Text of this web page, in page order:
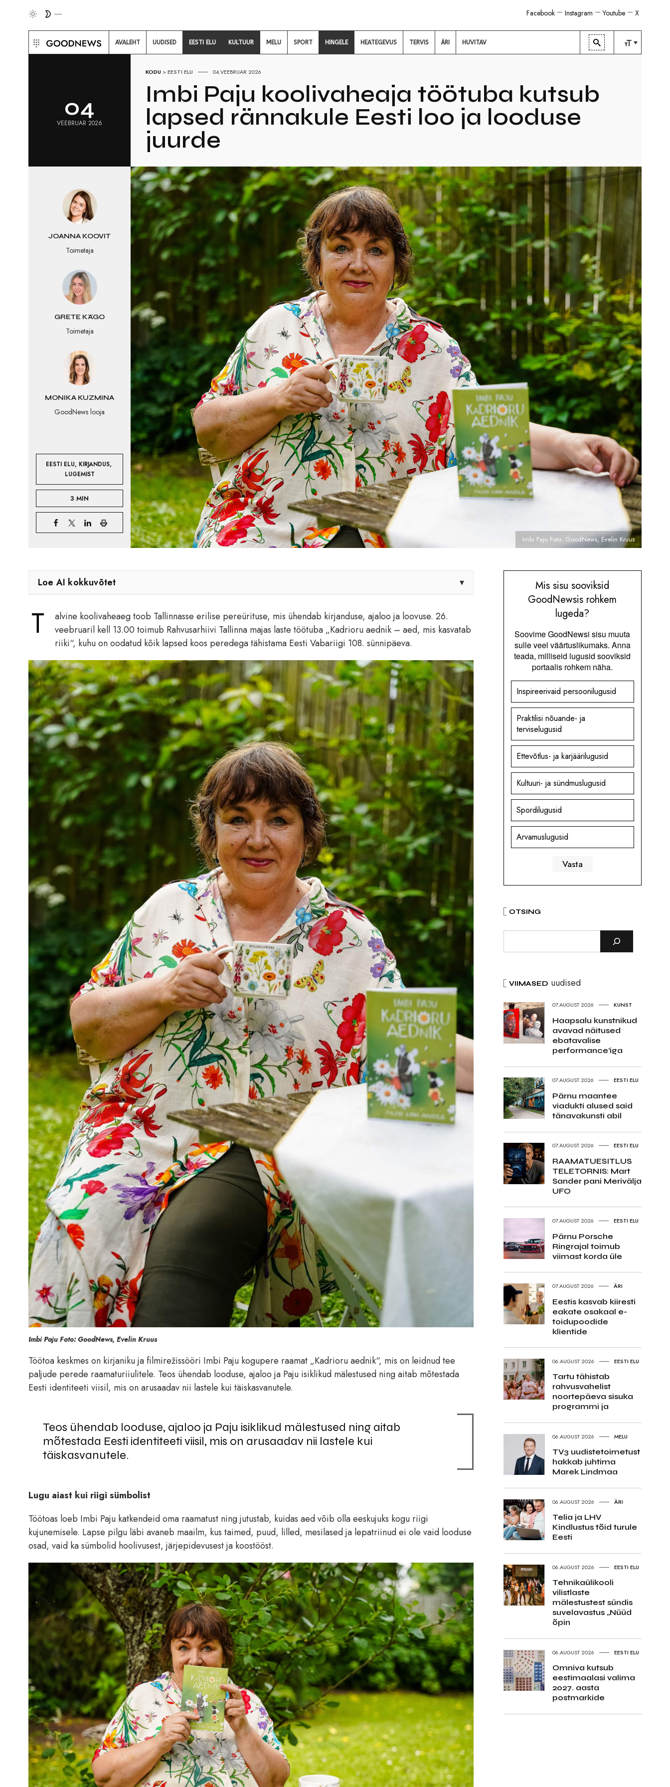
X
Youtube
Instagram
Facebook
AVALEHT UUDISED EESTI ELU KULTUUR MELU SPORT HINGELE HEATEGEVUS TERVIS ÄRI HUVITAV
04
VEEBRUAR 2026
KODU >EESTI ELU 04.VEEBRUAR 2026
Imbi Paju koolivaheaja töötuba kutsub
lapsed rännakule Eesti loo ja looduse
juurde
JOANNA KOOVIT
Toimetaja
GRETE KÄGO
Toimetaja
MONIKA KUZMINA
GoodNews looja
EESTI ELU, KIRJANDUS,
LUGEMIST
3 MIN
Imbi Paju Foto: GoodNews, Evelin Kruus
Loe AI kokkuvõtet ▾
T
alvine koolivaheaeg toob Tallinnasse erilise pereürituse, mis ühendab kirjanduse, ajaloo ja loovuse. 26.
veebruaril kell 13.00 toimub Rahvusarhiivi Tallinna majas laste töötuba „Kadrioru aednik – aed, mis kasvatab
riiki“, kuhu on oodatud kõik lapsed koos peredega tähistama Eesti Vabariigi 108. sünnipäeva.
Imbi Paju Foto: GoodNews, Evelin Kruus
Töötoa keskmes on kirjaniku ja filmirežissööri Imbi Paju kogupere raamat „Kadrioru aednik“, mis on leidnud tee
paljude perede raamaturiiulitele. Teos ühendab looduse, ajaloo ja Paju isiklikud mälestused ning aitab mõtestada
Eesti identiteeti viisil, mis on arusaadav nii lastele kui täiskasvanutele.
Teos ühendab looduse, ajaloo ja Paju isiklikud mälestused ning aitab
mõtestada Eesti identiteeti viisil, mis on arusaadav nii lastele kui
täiskasvanutele.
Lugu aiast kui riigi sümbolist
Töötoas loeb Imbi Paju katkendeid oma raamatust ning jutustab, kuidas aed võib olla eeskujuks kogu riigi
kujunemisele. Lapse pilgu läbi avaneb maailm, kus taimed, puud, lilled, mesilased ja lepatriinud ei ole vaid looduse
osad, vaid ka sümbolid hoolivusest, järjepidevusest ja koostööst.
Mis sisu sooviksid
GoodNewsis rohkem
lugeda?
Soovime GoodNewsi sisu muuta
sulle veel väärtuslikumaks. Anna
teada, milliseid lugusid sooviksid
portaalis rohkem näha.
Inspireerivaid persoonilugusid
Praktilisi nõuande- ja
terviselugusid
Ettevõtlus- ja karjäärilugusid
Kultuuri- ja sündmuslugusid
Spordilugusid
Arvamuslugusid
OTSING
VIIMASED uudised
07.AUGUST 2026 KUNST
Haapsalu kunstnikud
avavad näitused
ebatavalise
performance’iga
07.AUGUST 2026 EESTI ELU
Pärnu maantee
viadukti alused said
tänavakunsti abil
07.AUGUST 2026 EESTI ELU
RAAMATUESITLUS
TELETORNIS: Mart
Sander pani Merivälja
UFO
07.AUGUST 2026 EESTI ELU
Pärnu Porsche
Ringrajal toimub
viimast korda üle
07.AUGUST 2026 ÄRI
Eestis kasvab kiiresti
eakate osakaal e-
toidupoodide
klientide
06.AUGUST 2026 EESTI ELU
Tartu tähistab
rahvusvahelist
noortepäeva sisuka
programmi ja
06.AUGUST 2026 MELU
TV3 uudistetoimetust
hakkab juhtima
Marek Lindmaa
06.AUGUST 2026 ÄRI
Telia ja LHV
Kindlustus tõid turule
Eesti
06.AUGUST 2026 EESTI ELU
Tehnikaülikooli
vilistlaste
mälestustest sündis
suvelavastus „Nüüd
õpin
06.AUGUST 2026 EESTI ELU
Omniva kutsub
eestimaalasi valima
2027. aasta
postmarkide